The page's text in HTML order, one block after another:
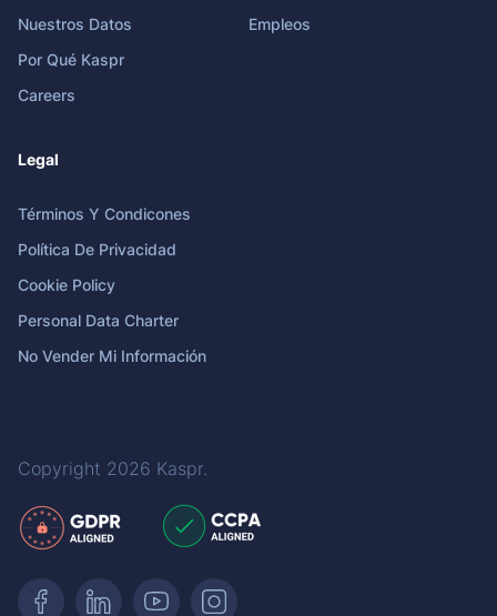
Nuestros Datos
Por Qué Kaspr
Careers
Empleos
Legal
Términos Y Condicones
Política De Privacidad
Cookie Policy
Personal Data Charter
No Vender Mi Información
Copyright 2026 Kaspr.